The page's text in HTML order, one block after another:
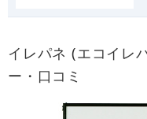
イレパネ (エコイレ
ー・口コミ